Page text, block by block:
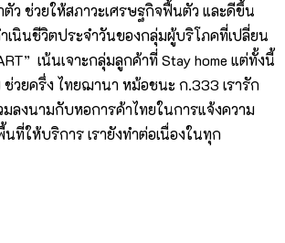
ตัว ช่วยให้สภาวะเศรษฐกิจฟื้นตัว และดีขึ้น
นินชีวิตประจำวันของกลุ่มผู้บริโภคที่เปลี่ยน
เน้นเจาะกลุ่มลูกค้าที่ Stay home แต่ทั้งนี้
วยครึ่ง ไทยฌานา หม้อชนะ ก.333 เรารัก
ลงนามกับหอการค้าไทยในการแจ้งความ
ให้บริการ เรายังทำต่อเนื่องในทุก